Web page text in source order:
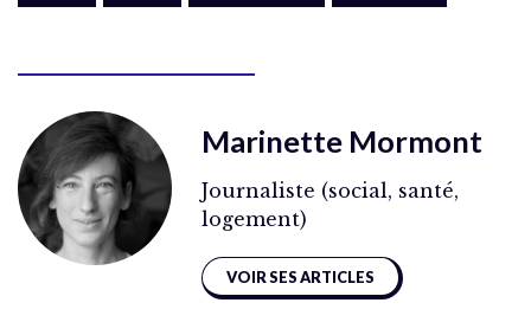
Marinette Mormont
Journaliste (social, santé,
logement)
VOIR SES ARTICLES